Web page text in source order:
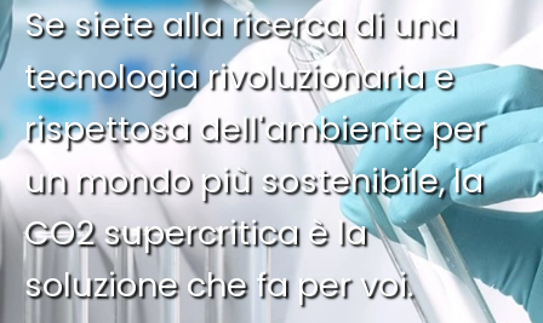
Se siete alla ricerca di una
tecnologia rivoluzionaria e
rispettosa dell'ambiente per
un mondo più sostenibile, la
CO2 supercritica è la
soluzione che fa per voi.